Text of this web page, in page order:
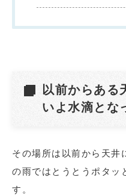
以前からある
いよ水滴とな
その場所は以前から天井
の雨ではとうとうポタッ
す。